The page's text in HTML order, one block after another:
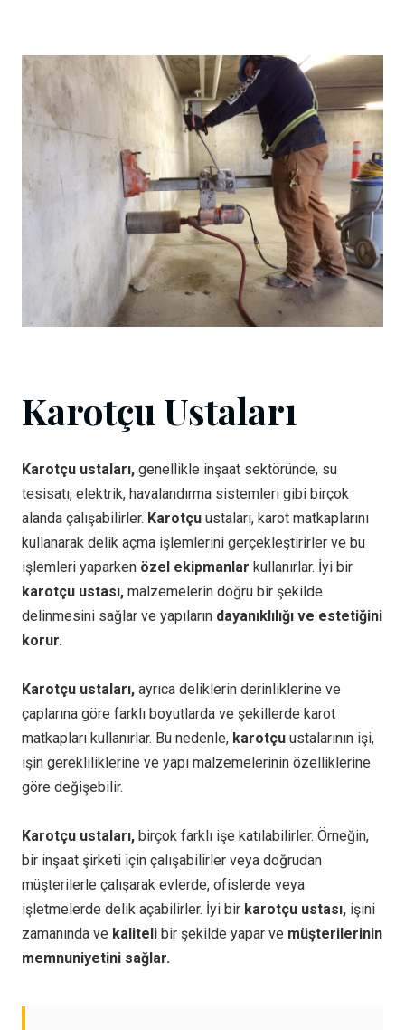
Karotçu Ustaları
Karotçu ustaları, genellikle inşaat sektöründe, su
tesisatı, elektrik, havalandırma sistemleri gibi birçok
alanda çalışabilirler. Karotçu ustaları, karot matkaplarını
kullanarak delik açma işlemlerini gerçekleştirirler ve bu
işlemleri yaparken özel ekipmanlar kullanırlar. İyi bir
karotçu ustası, malzemelerin doğru bir şekilde
delinmesini sağlar ve yapıların dayanıklılığı ve estetiğini
korur.
Karotçu ustaları, ayrıca deliklerin derinliklerine ve
çaplarına göre farklı boyutlarda ve şekillerde karot
matkapları kullanırlar. Bu nedenle, karotçu ustalarının işi,
işin gerekliliklerine ve yapı malzemelerinin özelliklerine
göre değişebilir.
Karotçu ustaları, birçok farklı işe katılabilirler. Örneğin,
bir inşaat şirketi için çalışabilirler veya doğrudan
müşterilerle çalışarak evlerde, ofislerde veya
işletmelerde delik açabilirler. İyi bir karotçu ustası, işini
zamanında ve kaliteli bir şekilde yapar ve müşterilerinin
memnuniyetini sağlar.